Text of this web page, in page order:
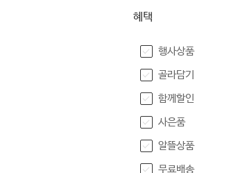
혜택
행사상품
골라담기
함께할인
사은품
알뜰상품
무료배송